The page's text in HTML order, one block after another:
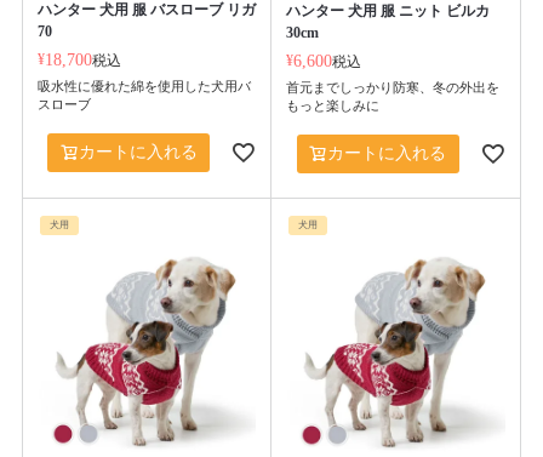
ハンター 犬用 服 バスローブ リガ
70
¥18,700税込
吸水性に優れた綿を使用した犬用バ
スローブ
カートに入れる
ハンター 犬用 服 ニット ビルカ
30cm
¥6,600税込
首元までしっかり防寒、冬の外出を
もっと楽しみに
カートに入れる
犬用 犬用